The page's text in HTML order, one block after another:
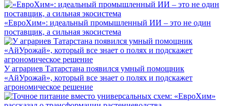
«ЕвроХим»: идеальный промышленный ИИ – это не один
поставщик, а сильная экосистема
У аграриев Татарстана появился умный помощник
«АйУрожай», который все знает о полях и подскажет
агрономическое решение